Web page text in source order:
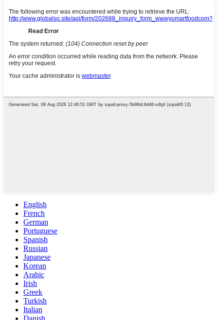
English
French
German
Portuguese
Spanish
Russian
Japanese
Korean
Arabic
Irish
Greek
Turkish
Italian
Danish